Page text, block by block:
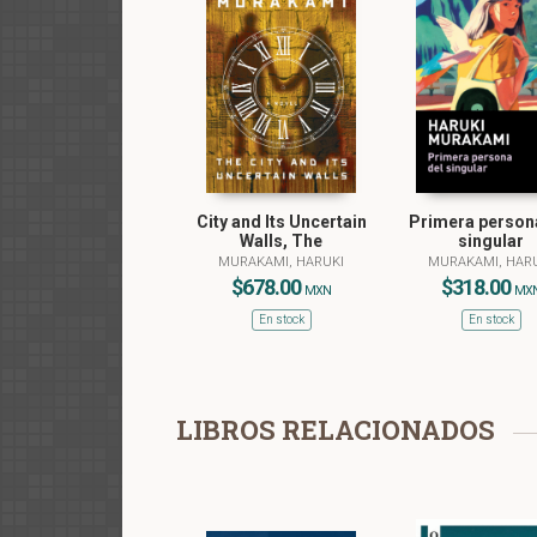
Jack
sus
utilizados
ante el
Reseña
dLa
suceso
aterrada
City and Its Uncertain
Walls, The
MURAKAMI, HARUKI
$678.00 MXN
En stock
Primera
singular
MURAKAMI,
$318.00
En stock
LIBROS RELACIONADOS